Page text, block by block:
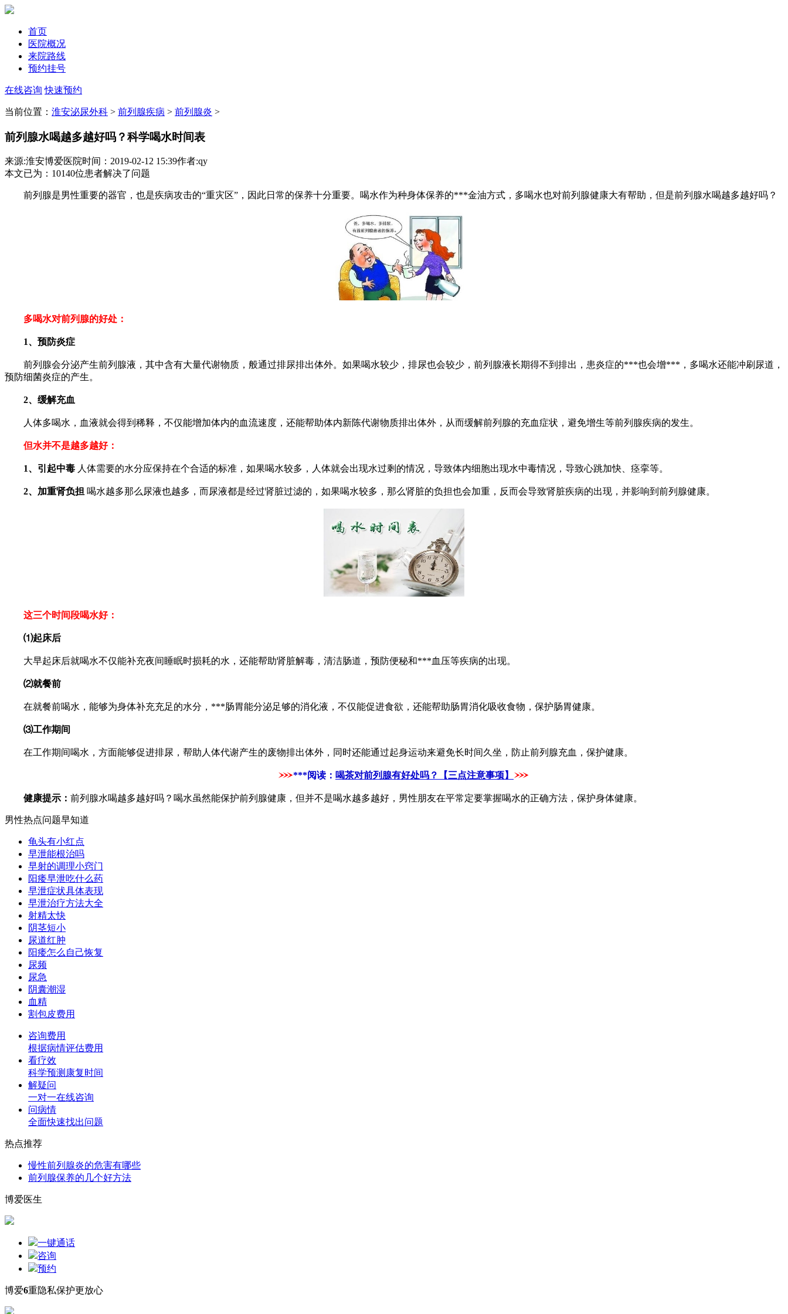
首页
医院概况
来院路线
预约挂号
在线咨询 快速预约
当前位置： 淮安泌尿外科 > 前列腺疾病 > 前列腺炎 >
前列腺水喝越多越好吗？科学喝水时间表
来源:淮安博爱医院时间：2019-02-12 15:39作者:qy
本文已为 ：10140位患者解决了问题
前列腺是男性重要的器官，也是疾病攻击的“重灾区”，因此日常的保养十分重要。喝水作为种身体保养的***金油方式，多喝水也对前列腺健康大有帮助，但是前列腺水喝越多越好吗？
多喝水对前列腺的好处：
1、预防炎症
前列腺会分泌产生前列腺液，其中含有大量代谢物质，般通过排尿排出体外。如果喝水较少，排尿也会较少，前列腺液长期得不到排出，患炎症的***也会增***，多喝水还能冲刷尿道，
预防细菌炎症的产生。
2、缓解充血
人体多喝水，血液就会得到稀释，不仅能增加体内的血流速度，还能帮助体内新陈代谢物质排出体外，从而缓解前列腺的充血症状，避免增生等前列腺疾病的发生。
但水并不是越多越好：
1、引起中毒 人体需要的水分应保持在个合适的标准，如果喝水较多，人体就会出现水过剩的情况，导致体内细胞出现水中毒情况，导致心跳加快、痉挛等。
2、加重肾负担 喝水越多那么尿液也越多，而尿液都是经过肾脏过滤的，如果喝水较多，那么肾脏的负担也会加重，反而会导致肾脏疾病的出现，并影响到前列腺健康。
这三个时间段喝水好：
⑴起床后
大早起床后就喝水不仅能补充夜间睡眠时损耗的水，还能帮助肾脏解毒，清洁肠道，预防便秘和***血压等疾病的出现。
⑵就餐前
在就餐前喝水，能够为身体补充充足的水分，***肠胃能分泌足够的消化液，不仅能促进食欲，还能帮助肠胃消化吸收食物，保护肠胃健康。
⑶工作期间
在工作期间喝水，方面能够促进排尿，帮助人体代谢产生的废物排出体外，同时还能通过起身运动来避免长时间久坐，防止前列腺充血，保护健康。
***阅读： 喝茶对前列腺有好处吗？【三点注意事项】
健康提示： 前列腺水喝越多越好吗？喝水虽然能保护前列腺健康，但并不是喝水越多越好，男性朋友在平常定要掌握喝水的正确方法，保护身体健康。
男性热点问题早知道
龟头有小红点
早泄能根治吗
早射的调理小窍门
阳痿早泄吃什么药
早泄症状具体表现
早泄治疗方法大全
射精太快
阴茎短小
尿道红肿
阳痿怎么自己恢复
尿频
尿急
阴囊潮湿
血精
割包皮费用
咨询费用
根据病情评估费用
看疗效
科学预测康复时间
解疑问
一对一在线咨询
问病情
全面快速找出问题
热点推荐
慢性前列腺炎的危害有哪些
前列腺保养的几个好方法
博爱医生
一键通话
咨询
预约
博爱6重隐私保护更放心